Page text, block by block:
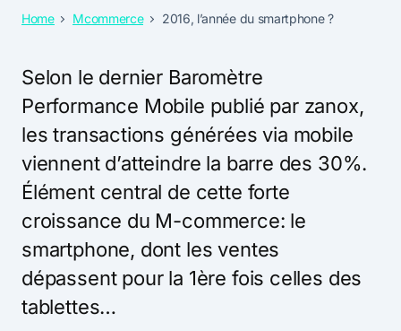
Home Mcommerce 2016, l’année du smartphone ?
Selon le dernier Baromètre
Performance Mobile publié par zanox,
les transactions générées via mobile
viennent d’atteindre la barre des 30%.
Élément central de cette forte
croissance du M-commerce: le
smartphone, dont les ventes
dépassent pour la 1ère fois celles des
tablettes…